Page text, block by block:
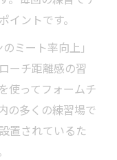
う練習体験の
適な理由を解
のコツ
慣化する方法
ントです。
ミート率向上」
ーチ距離感の習
使ってフォームチ
の多くの練習場で
置されているた